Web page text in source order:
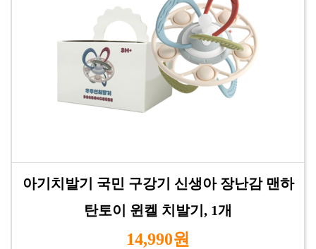
아기치발기 국민 구강기 신생아 장난감 맨하
탄토이 윈켈 치발기, 1개
14,990원